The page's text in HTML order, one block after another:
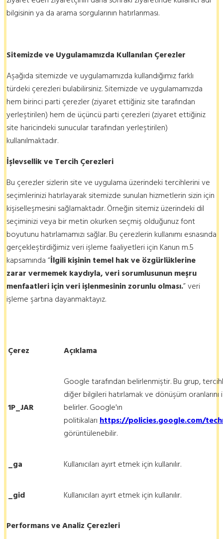
bilgisinin ya da arama sorgularının hatırlanması.
Sitemizde ve Uygulamamızda Kullanılan Çerezler
Aşağıda sitemizde ve uygulamamızda kullandığımız farklı
türdeki çerezleri bulabilirsiniz. Sitemizde ve uygulamamızda
hem birinci parti çerezler (ziyaret ettiğiniz site tarafından
yerleştirilen) hem de üçüncü parti çerezleri (ziyaret ettiğiniz
site haricindeki sunucular tarafından yerleştirilen)
kullanılmaktadır.
İşlevsellikve Tercih Çerezleri
Bu çerezler sizlerin site ve uygulama üzerindeki tercihlerini ve
seçimlerinizi hatırlayarak sitemizde sunulan hizmetlerin sizin için
kişiselleşmesini sağlamaktadır. Örneğin sitemiz üzerindeki dil
seçiminizi veya bir metin okurken seçmiş olduğunuz font
boyutunu hatırlamamızı sağlar. Bu çerezlerin kullanımı esnasında
gerçekleştirdiğimiz veri işleme faaliyetleri için Kanun m.5
kapsamında “İlgili kişinin temel hak ve özgürlüklerine
zarar vermemek kaydıyla, veri sorumlusunun meşru
menfaatleri için veri işlenmesinin zorunlu olması.” veri
işleme şartına dayanmaktayız.
Çerez Açıklama
1P_JAR
Google tarafından belirlenmiştir. Bu grup,
diğer bilgileri hatırlamak ve dönüşüm
belirler. Google'ın
politikalarıhttps://policies.google.com/
görüntülenebilir.
_ga Kullanıcıları ayırt etmek için kullanılır.
_gid Kullanıcıları ayırt etmek için kullanılır.
Performans ve Analiz Çerezleri